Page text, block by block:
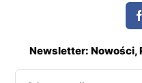
Newsletter: Nowości,